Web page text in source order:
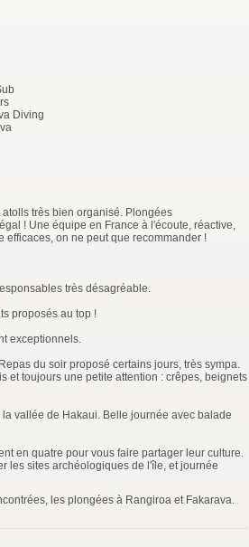
Diving
très bien organisé. Plongées
! Une équipe en France à l'écoute, réactive,
efficaces, on ne peut que recommander !
très désagréable.
proposés au top !
exceptionnels.
du soir proposé certains jours, très sympa.
et toujours une petite attention : crêpes, beignets
vallée de Hakaui. Belle journée avec balade
en quatre pour vous faire partager leur culture.
les sites archéologiques de l'île, et journée
les plongées à Rangiroa et Fakarava.